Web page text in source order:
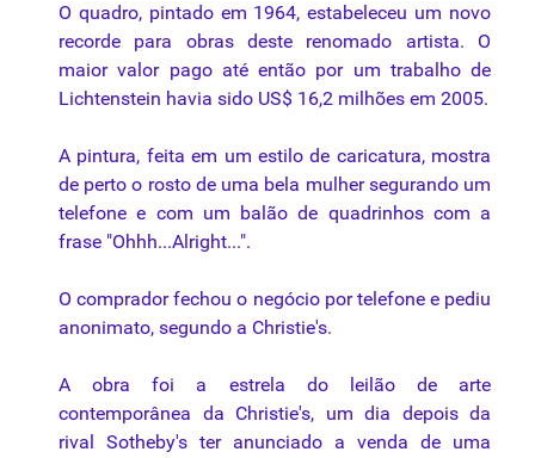
O quadro, pintado em 1964, estabeleceu um novo
recorde para obras deste renomado artista. O
maior valor pago até então por um trabalho de
Lichtenstein havia sido US$ 16,2 milhões em 2005.
A pintura, feita em um estilode caricatura, mostra
de perto o rosto de uma bela mulher segurando um
telefone e com um balão de quadrinhos com a
frase "Ohhh...Alright...".
O comprador fechou o negócio por telefone e pediu
anonimato, segundo a Christie's.
A obra foi a estrela do leilão de arte
contemporânea da Christie's, um dia depois da
rival Sotheby's ter anunciado a venda de uma